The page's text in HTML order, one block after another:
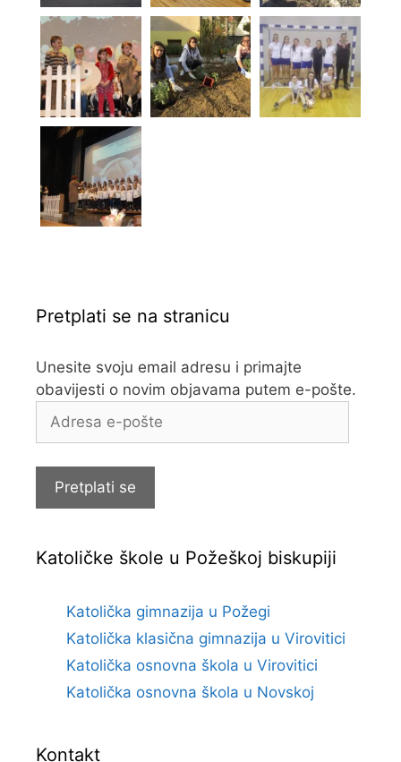
Pretplati se na stranicu
Unesite svoju email adresu i primajte
obavijesti o novim objavama putem e-pošte.
Adresa
Pretplati se
Katoličke škole u Požeškoj biskupiji
Katolička gimnazija u Požegi
Katolička klasična gimnazija u Virovitici
Katolička osnovna škola u Virovitici
Katolička osnovna škola u Novskoj
Kontakt